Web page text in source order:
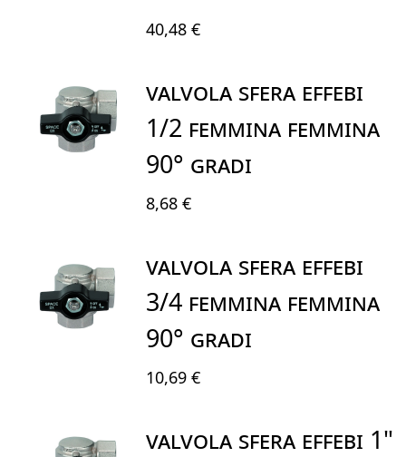
40,48 €
VALVOLA SFERA EFFEBI
1/2 FEMMINA FEMMINA
90° GRADI
8,68 €
VALVOLA SFERA EFFEBI
3/4 FEMMINA FEMMINA
90° GRADI
10,69 €
VALVOLA SFERA EFFEBI 1"